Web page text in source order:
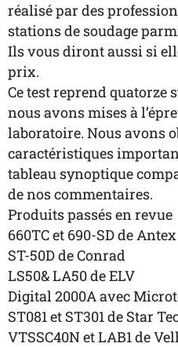
réalisé par des
stations de soudage
Ils vous diront aussi si
prix.
Ce test reprend quatorze
nous avons mises à
laboratoire. Nous avons
caractéristiques
tableau synoptique
de nos commentaires.
Produits passés en revue
660TC et 690-SD de Antex
ST-50D de Conrad
LS50& LA50 de ELV
Digital 2000A avec
ST081 et ST301 de Star
VTSSC40N et LAB1 de